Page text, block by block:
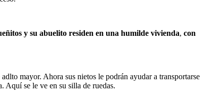
y su abuelito residen en una humilde vivienda, con
mayor. Ahora sus nietos le podrán ayudar a transportarse
Aquí se le ve en su silla de ruedas.